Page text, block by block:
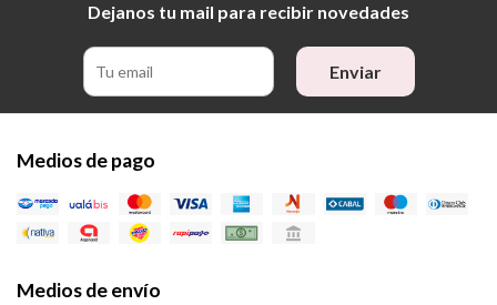
Dejanos tu mail para recibir novedades
Enviar
Medios de pago
Medios de envío